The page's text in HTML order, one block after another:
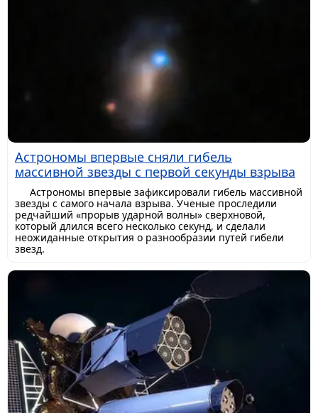
Астрономы впервые сняли гибель
массивной звезды с первой секунды взрыва
Астрономы впервые зафиксировали гибель массивной
звезды с самого начала взрыва. Ученые проследили
редчайший «прорыв ударной волны» сверхновой,
который длился всего несколько секунд, и сделали
неожиданные открытия о разнообразии путей гибели
звезд.